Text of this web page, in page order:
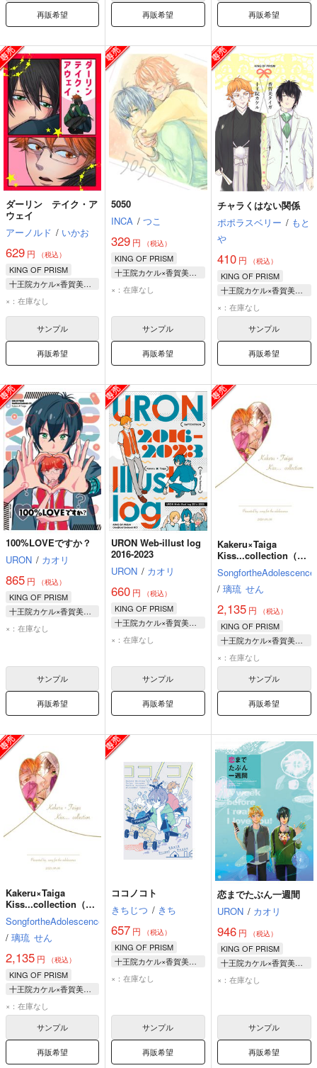
再販希望 再販希望 再販希望
ダーリン テイク・ア
ウェイ
アーノルド / いかお
629 円 （税込）
KING OF PRISM
十王院カケル×香賀美タイガ
×：在庫なし
サンプル
再販希望
5050
INCA / つこ
329 円 （税込）
KING OF PRISM
十王院カケル×香賀美タイガ
十王院カケル
×：在庫なし
サンプル
再販希望
チャラくはない関係
ポポラスベリー / もと
や
410円 （税込）
KING OF PRISM
十王院カケル×香賀美タイガ
香賀美タイガ
十王院カケル
×：在庫なし
サンプル
再販希望
100%LOVEですか？
URON / カオリ
865 円 （税込）
KING OF PRISM
十王院カケル×香賀美タイガ
十王院カケル
×：在庫なし
サンプル
再販希望
URON Web-illust log
2016-2023
URON / カオリ
660 円 （税込）
KING OF PRISM
十王院カケル×香賀美タイガ
十王院カケル
速水ヒロ
×：在庫なし
サンプル
再販希望
Kakeru×Taiga
Kiss...collection（通
常版）
SongfortheAdolescence
/ 璃琉 せん
2,135円 （税込）
KING OF PRISM
十王院カケル×香賀美タイガ
十王院カケル
香賀美タイガ
×：在庫なし
サンプル
再販希望
Kakeru×Taiga
Kiss...collection（リ
ップクリーム付き）
SongfortheAdolescence
/ 璃琉 せん
2,135 円 （税込）
KING OF PRISM
十王院カケル×香賀美タイガ
十王院カケル
香賀美タイガ
×：在庫なし
サンプル
再販希望
ココノコト
きちじつ / きち
657 円 （税込）
KING OF PRISM
十王院カケル×香賀美タイガ
香賀美タイガ
×：在庫なし
サンプル
再販希望
恋までたぶん一週間
URON / カオリ
946円 （税込）
KING OF PRISM
十王院カケル×香賀美タイガ
十王院カケル
×：在庫なし
サンプル
再販希望